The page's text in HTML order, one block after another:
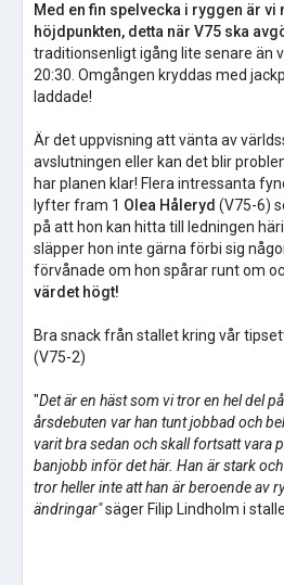
Med en fin spelvecka i ryggen är vi
höjdpunkten, detta när V75 ska
traditionsenligt igång lite senare än
20:30. Omgången kryddas med
laddade!
Är det uppvisning att vänta av
avslutningen eller kan det blir
har planen klar! Flera intressanta
lyfter fram 1 Olea Håleryd (V75-6)
på att hon kan hitta till ledningen
släpper hon inte gärna förbi sig
förvånade om hon spårar runt om
värdet högt!
Bra snack från stallet kring vår
(V75-2)
"Det är en häst som vi tror en hel del
årsdebuten var han tunt jobbad och
varit bra sedan och skall fortsatt vara
banjobb inför det här. Han är stark
tror heller inte att han är beroende av
ändringar"säger Filip Lindholm i